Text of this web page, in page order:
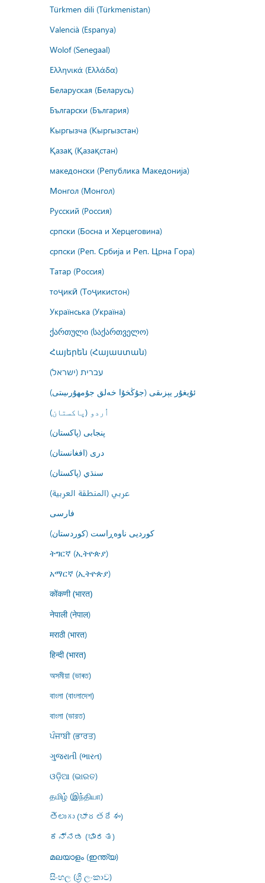
Türkmen dili (Türkmenistan)
Valencià (Espanya)
Wolof (Senegaal)
Ελληνικά (Ελλάδα)
Беларуская (Беларусь)
Български (България)
Кыргызча (Кыргызстан)
Қазақ (Қазақстан)
македонски (Република Македонија)
Монгол (Монгол)
Русский (Россия)
српски (Босна и Херцеговина)
српски (Реп. Србија и Реп. Црна Гора)
Татар (Россия)
тоҷикӣ (Тоҷикистон)
Українська (Україна)
ქართული (საქართველო)
Հայերեն (Հայաստան)
עברית (ישראל)
ئۇيغۇر يېزىقى (جۇڭخۇا خەلق جۇمھۇرىيىتى)
اُردو (پاکستان)
پنجابی (پاکستان)
درى (افغانستان)
سنڌي (پاکستان)
عربي (المنطقة العربية)
فارسى
کوردیی ناوەڕاست (کوردستان)
ትግርኛ (ኢትዮጵያ)
አማርኛ (ኢትዮጵያ)
कोंकणी (भारत)
नेपाली (नेपाल)
मराठी (भारत)
हिन्दी (भारत)
অসমীয়া (ভাৰত)
বাংলা (বাংলাদেশ)
বাংলা (ভারত)
ਪੰਜਾਬੀ (ਭਾਰਤ)
ગુજરાતી (ભારત)
ଓଡ଼ିଆ (ଭାରତ)
தமிழ் (இந்தியா)
తెలుగు (భారతదేశం)
ಕನ್ನಡ (ಭಾರತ)
മലയാളം (ഇന്ത്യ)
සිංහල (ශ්‍රී ලංකාව)